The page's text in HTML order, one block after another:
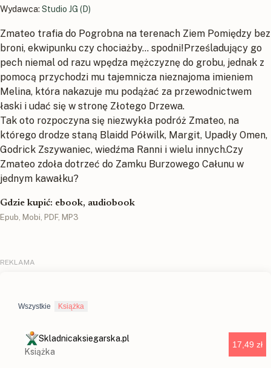
Wydawca: Studio JG (D)
Zmateo trafia do Pogrobna na terenach Ziem Pomiędzy bez
broni, ekwipunku czy chociażby... spodni!Prześladujący go
pech niemal od razu wpędza mężczyznę do grobu, jednak z
pomocą przychodzi mu tajemnicza nieznajoma imieniem
Melina, która nakazuje mu podążać za przewodnictwem
łaski i udać się w stronę Złotego Drzewa.
Tak oto rozpoczyna się niezwykła podróż Zmateo, na
którego drodze staną Blaidd Półwilk, Margit, Upadły Omen,
Godrick Zszywaniec, wiedźma Ranni i wielu innych.Czy
Zmateo zdoła dotrzeć do Zamku Burzowego Całunu w
jednym kawałku?
Gdzie kupić: ebook, audiobook
Epub, Mobi, PDF, MP3